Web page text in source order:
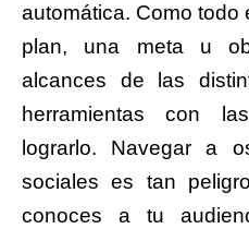
automática. Como todo
plan, una meta u
alcances de las
herramientas con
lograrlo. Navegar a
sociales es tan
conoces a tu